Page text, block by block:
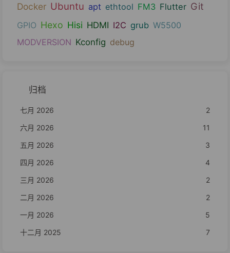
Docker Ubuntu apt ethtool FM3 Flutter Git
GPIO Hexo Hisi HDMI I2C grub W5500
MODVERSION Kconfig debug
归档
七月 2026
2
六月 2026
11
五月 2026
3
四月 2026
4
三月 2026
2
二月 2026
2
一月 2026
5
十二月 2025
7